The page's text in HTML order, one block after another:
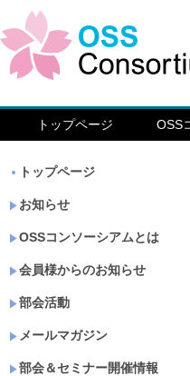
トップページ OSS
トップページ
お知らせ
OSSコンソーシアムとは
会員様からのお知らせ
部会活動
メールマガジン
部会＆セミナー開催情報